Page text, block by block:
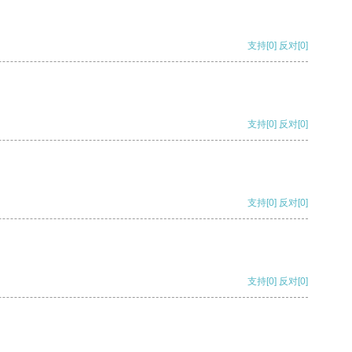
支持[0] 反对[0]
支持[0] 反对[0]
支持[0] 反对[0]
支持[0] 反对[0]